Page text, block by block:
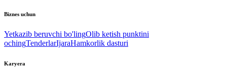
Biznes uchun
Yetkazib beruvchi bo'lingOlib ketish punktini
ochingTenderlarIjaraHamkorlik dasturi
Karyera